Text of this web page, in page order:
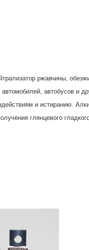
ржавчины,
автобусов и
и истиранию.
глянцевого